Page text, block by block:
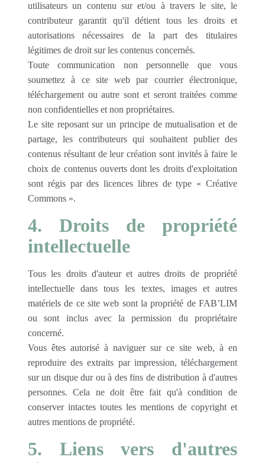
utilisateurs un contenu sur et/ou à travers le site, le
contributeur garantit qu'il détient tous les droits et
autorisations nécessaires de la part des titulaires
légitimes de droit sur les contenus concernés.
Toute communication non personnelle que vous
soumettez à ce site web par courrier électronique,
téléchargement ou autre sont et seront traitées comme
non confidentielles et non propriétaires.
Le site reposant sur un principe de mutualisation et de
partage, les contributeurs qui souhaitent publier des
contenus résultant de leur création sont invités à faire le
choix de contenus ouverts dont les droits d'exploitation
sont régis par des licences libres de type « Créative
Commons ».
4. Droits de propriété
intellectuelle
Tous les droits d'auteur et autres droits de propriété
intellectuelle dans tous les textes, images et autres
matériels de ce site web sont la propriété de FAB’LIM
ou sont inclus avec la permission du propriétaire
concerné.
Vous êtes autorisé à naviguer sur ce site web, à en
reproduire des extraits par impression, téléchargement
sur un disque dur ou à des fins de distribution à d'autres
personnes. Cela ne doit être fait qu'à condition de
conserver intactes toutes les mentions de copyright et
autres mentions de propriété.
5. Liens vers d'autres